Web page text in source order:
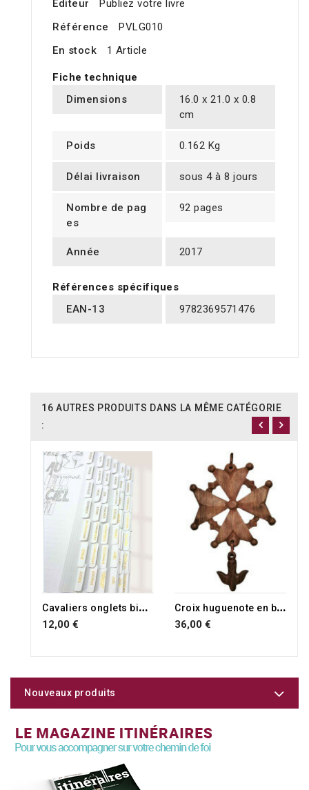
Editeur
Publiez votre livre
Référence
PVLG010
En stock
1 Article
Fiche technique
Dimensions
16.0 x 21.0 x 0.8
cm
Poids 0.162 Kg
Délai livraison sous 4 à 8 jours
Nombre de pag
es
92 pages
Année 2017
Références spécifiques
EAN-13
9782369571476
16 AUTRES PRODUITS DANS LA MÊME CATÉGORIE
:
C
avaliers onglets biblique blanc doré
12,00 €
RUPTURE DE STOCK C
roix huguenote en bois exotique
36,00 €
Nouveaux produits